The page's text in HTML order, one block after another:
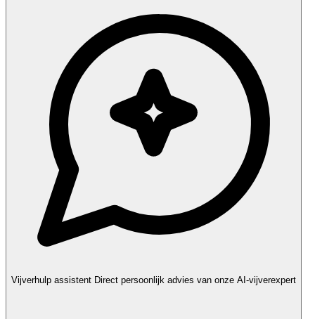
Vijverhulp assistent Direct persoonlijk advies van onze AI-vijverexpert